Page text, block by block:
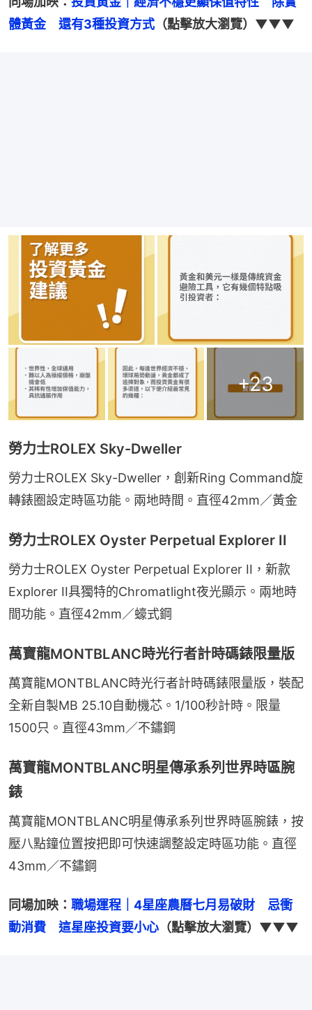
體黃金　還有3種投資方式（點擊放大瀏覽）▼▼▼
+23
勞力士ROLEX Sky-Dweller
勞力士ROLEX Sky-Dweller，創新Ring Command旋
轉錶圈設定時區功能。兩地時間。直徑42mm／黃金
勞力士ROLEX Oyster Perpetual Explorer II
勞力士ROLEX Oyster Perpetual Explorer II，新款
Explorer II具獨特的Chromatlight夜光顯示。兩地時
間功能。直徑42mm／蠔式鋼
萬寶龍MONTBLANC時光行者計時碼錶限量版
萬寶龍MONTBLANC時光行者計時碼錶限量版，裝配
全新自製MB 25.10自動機芯。1/100秒計時。限量
1500只。直徑43mm／不鏽鋼
萬寶龍MONTBLANC明星傳承系列世界時區腕
錶
萬寶龍MONTBLANC明星傳承系列世界時區腕錶，按
壓八點鐘位置按把即可快速調整設定時區功能。直徑
43mm／不鏽鋼
同場加映： 職場運程｜4星座農曆七月易破財　忌衝
動消費　這星座投資要小心 （點擊放大瀏覽）▼▼▼